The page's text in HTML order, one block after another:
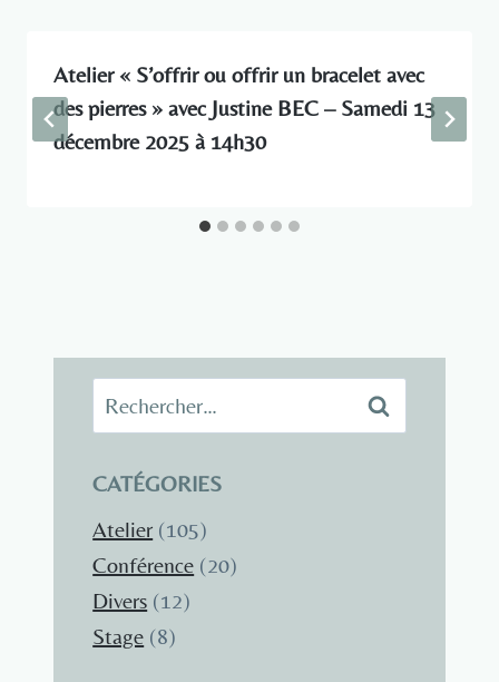
Atelier « S’offrir ou offrir un bracelet avec
des pierres » avec Justine BEC – Samedi 13
décembre 2025 à 14h30
Rechercher :
CATÉGORIES
Atelier (105)
Conférence (20)
Divers (12)
Stage (8)